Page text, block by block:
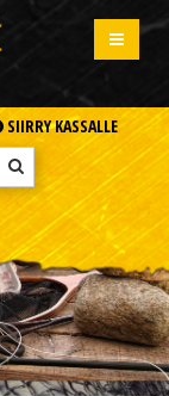
SIIRRY KASSALLE